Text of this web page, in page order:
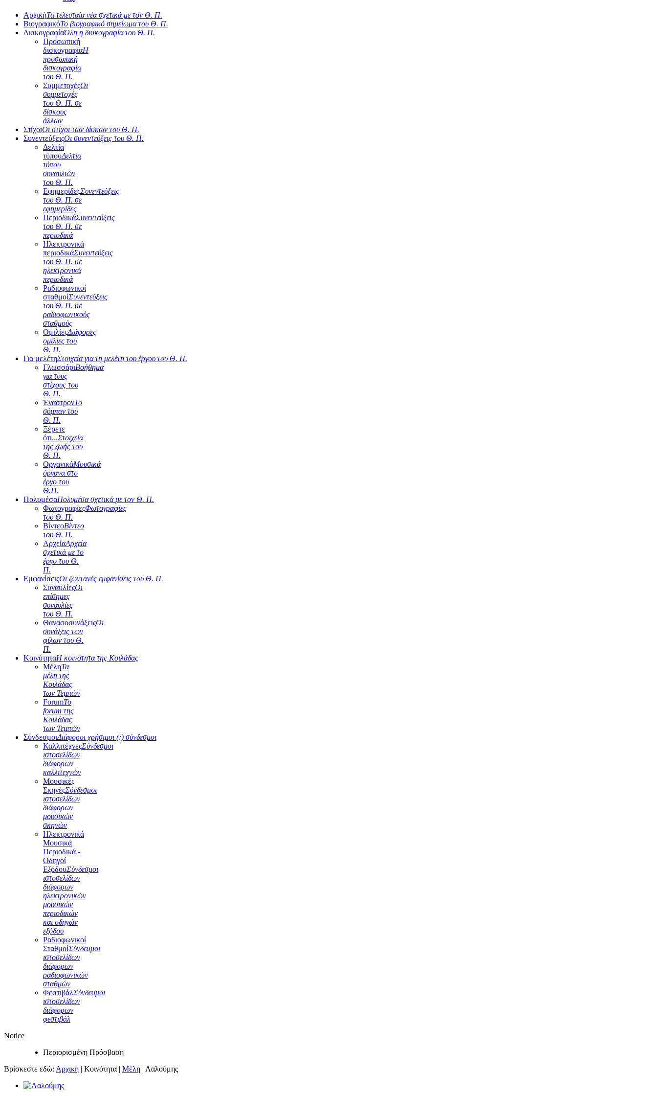
ΑρχικήΤα τελευταία νέα σχετικά με τον Θ. Π.
ΒιογραφικόΤο βιογραφικό σημείωμα του Θ. Π.
ΔισκογραφίαΌλη η δισκογραφία του Θ. Π.
Προσωπική
δισκογραφίαΗ
προσωπική
δισκογραφία
του Θ. Π.
ΣυμμετοχέςΟι
συμμετοχές
του Θ. Π. σε
δίσκους
άλλων
ΣτίχοιΟι στίχοι των δίσκων του Θ. Π.
ΣυνεντεύξειςΟι συνεντεύξεις του Θ. Π.
Δελτία
τύπουΔελτία
τύπου
συναυλιών
του Θ. Π.
ΕφημερίδεςΣυνεντεύξεις
του Θ. Π. σε
εφημερίδες
ΠεριοδικάΣυνεντεύξεις
του Θ. Π. σε
περιοδικά
Ηλεκτρονικά
περιοδικάΣυνεντεύξεις
του Θ. Π. σε
ηλεκτρονικά
περιοδικά
Ραδιοφωνικοί
σταθμοίΣυνεντεύξεις
του Θ. Π. σε
ραδιοφωνικούς
σταθμούς
ΟμιλίεςΔιάφορες
ομιλίες του
Θ. Π.
Για μελέτηΣτοιχεία για τη μελέτη του έργου του Θ. Π.
ΓλωσσάριΒοήθημα
για τους
στίχους του
Θ. Π.
ΈναστρονΤο
σύμπαν του
Θ. Π.
Ξέρετε
ότι...Στοιχεία
της ζωής του
Θ. Π.
ΟργανικάΜουσικά
όργανα στο
έργο του
Θ.Π.
ΠολυμέσαΠολυμέσα σχετικά με τον Θ. Π.
ΦωτογραφίεςΦωτογραφίες
του Θ. Π.
ΒίντεοΒίντεο
του Θ. Π.
ΑρχείαΑρχεία
σχετικά με το
έργο του Θ.
Π.
ΕμφανίσειςΟι ζωντανές εμφανίσεις του Θ. Π.
ΣυναυλίεςΟι
επίσημες
συναυλίες
του Θ. Π.
ΘανασοσυνάξειςΟι
συνάξεις των
φίλων του Θ.
Π.
ΚοινότηταΗ κοινότητα της Κοιλάδας
ΜέληΤα
μέλη της
Κοιλάδας
των Τεμπών
ForumΤο
forum της
Κοιλάδας
των Τεμπών
ΣύνδεσμοιΔιάφοροι χρήσιμοι (;) σύνδεσμοι
ΚαλλιτέχνεςΣύνδεσμοι
ιστοσελίδων
διάφορων
καλλιτεχνών
Μουσικές
ΣκηνέςΣύνδεσμοι
ιστοσελίδων
διάφορων
μουσικών
σκηνών
Ηλεκτρονικά
Μουσικά
Περιοδικά -
Οδηγοί
ΕξόδουΣύνδεσμοι
ιστοσελίδων
διάφορων
ηλεκτρονικών
μουσικών
περιοδικών
και οδηγών
εξόδου
Ραδιοφωνικοί
ΣταθμοίΣύνδεσμοι
ιστοσελίδων
διάφορων
ραδιοφωνικών
σταθμών
ΦεστιβάλΣύνδεσμοι
ιστοσελίδων
διάφορων
φεστιβάλ
Notice
Περιορισμένη Πρόσβαση
Βρίσκεστε εδώ: Αρχική | Κοινότητα | Μέλη | Λαλούμης